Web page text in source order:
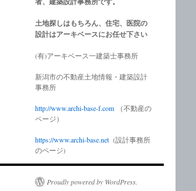
土地探しはもちろん、住宅、医院の
設計はアーキベースにお任せ下さい
(有)アーキベース一建築士事務所
新潟市の不動産土地情報・建築設計
事務所
http://www.archi-base-f.com
（不動産の
ページ）
https://www.archi-base.net (設計事務所
のページ)
Proudly powered by WordPress.